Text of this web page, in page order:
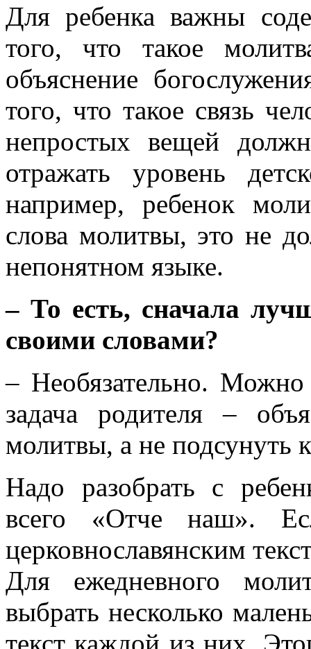
Для ребенка важны
того, что такое
объяснение
того, что такое связь
непростых вещей
отражать уровень
например, ребенок
слова молитвы, это не
непонятном языке.
– То есть, сначала
своими словами?
– Необязательно. Можно
задача родителя –
молитвы, а не подсунуть
Надо разобрать с
всего «Отче наш».
церковнославянским
Для ежедневного
выбрать несколько
текст каждой из них.